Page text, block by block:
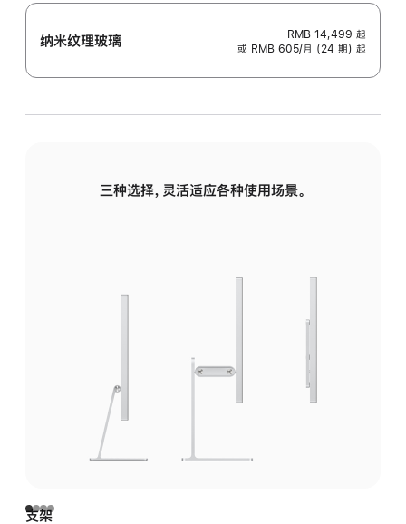
纳米纹理玻璃 RMB 14,499 起
或 RMB 605/月 (24 期) 起
三种选择，灵活适应各种使用场景。
支架